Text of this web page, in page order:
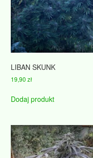
LIBAN SKUNK
19,90zł
Dodaj produkt